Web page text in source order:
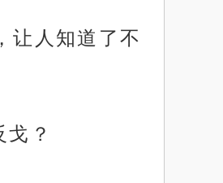
让人知道了不
？